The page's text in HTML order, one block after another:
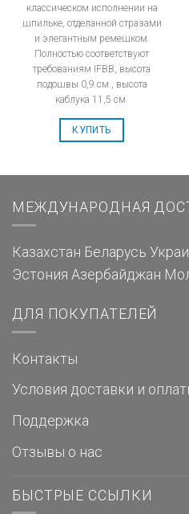
классическом исполнении на
шпильке, отделанной стразами
и элегантным ремешком.
Полностью соответствуют
требованиям IFBB, высота
подошвы 0,9 см., высота
каблука 11,5 см.
КУПИТЬ
МЕЖДУНАРОДНАЯ
Казахстан Беларусь
Эстония Азербайджан
ДЛЯ ПОКУПАТЕЛЕЙ
Контакты
Условия доставки и
Поддержка
Отзывы о нас
БЫСТРЫЕ ССЫЛКИ